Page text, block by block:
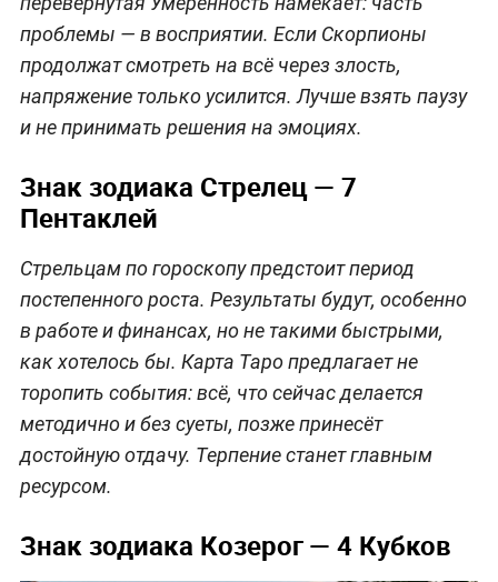
проблемы — в восприятии. Если Скорпионы
продолжат смотреть на всё через злость,
напряжение только усилится. Лучше взять паузу
и не принимать решения на эмоциях.
Знак зодиака Стрелец — 7
Пентаклей
Стрельцам по гороскопу предстоит период
постепенного роста. Результаты будут, особенно
в работе и финансах, но не такими быстрыми,
как хотелось бы. Карта Таро предлагает не
торопить события: всё, что сейчас делается
методично и без суеты, позже принесёт
достойную отдачу. Терпение станет главным
ресурсом.
Знак зодиака Козерог — 4 Кубков